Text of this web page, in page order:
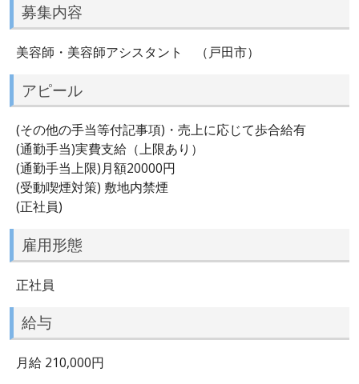
募集内容
美容師・美容師アシスタント （戸田市）
アピール
(その他の手当等付記事項)・売上に応じて歩合給有
(通勤手当)実費支給（上限あり）
(通勤手当上限)月額20000円
(受動喫煙対策) 敷地内禁煙
(正社員)
雇用形態
正社員
給与
月給 210,000円